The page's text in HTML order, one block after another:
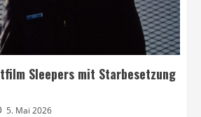
Sleepers mit Starbesetzung
5. Mai 2026